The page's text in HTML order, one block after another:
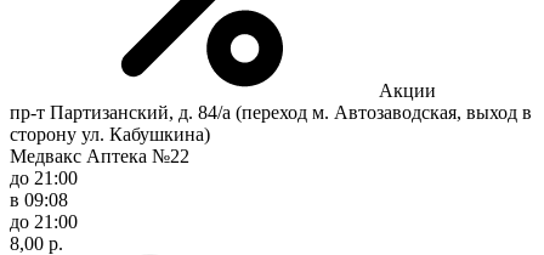
Акции
пр-т Партизанский, д. 84/а (переход м. Автозаводская, выход в
сторону ул. Кабушкина)
Медвакс Аптека №22
до 21:00
в 09:08
до 21:00
8,00 р.